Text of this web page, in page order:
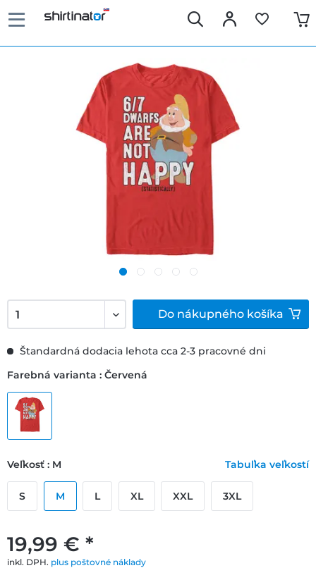
19,99 € *
inkl. DPH. plus poštovné náklady
Štandardná dodacia lehota cca 2-3 pracovné dni
Farebná varianta : Červená
Veľkosť : M Tabuľka veľkostí
S M L XL XXL 3XL
Do nákupného košíka